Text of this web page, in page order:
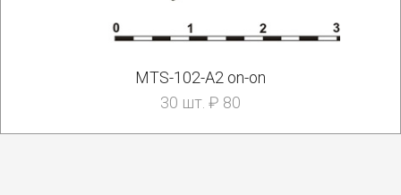
MTS-102-A2 on-on
30 шт. ₽ 80